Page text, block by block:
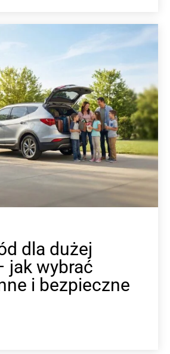
dla dużej
jak wybrać
i bezpieczne